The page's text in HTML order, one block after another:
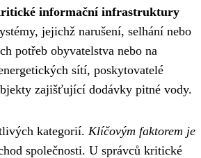
informační infrastruktury
jejichž narušení, selhání nebo
potřeb obyvatelstva nebo na
sítí, poskytovatelé
zajišťující dodávky pitné vody.
kategorií. Klíčovým faktorem je
společnosti. U správců kritické